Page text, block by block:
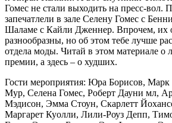
Гомес не стали выходить на пресс-вол.
запечатлели в зале Селену Гомес с
Шаламе с Кайли Дженнер. Впрочем, их
разнообразны, но об этом тебе лучше
отдела моды. Читай в этом материале о
премии, а здесь – о худших.
Гости мероприятия: Юра Борисов,
Мур, Селена Гомес, Роберт Дауни мл,
Мэдисон, Эмма Стоун, Скарлетт
Маргарет Куолли, Лили-Роуз Депп,